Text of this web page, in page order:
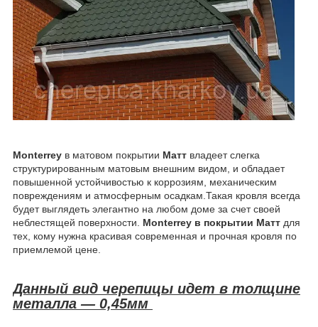
Monterrey в матовом покрытии Матт владеет слегка
структурированным матовым внешним видом, и обладает
повышенной устойчивостью к коррозиям, механическим
повреждениям и атмосферным осадкам.Такая кровля всегда
будет выглядеть элегантно на любом доме за счет своей
неблестящей поверхности. Monterrey в покрытии Матт для
тех, кому нужна красивая современная и прочная кровля по
приемлемой цене.
Данный вид черепицы идет в толщине
металла ― 0,45мм